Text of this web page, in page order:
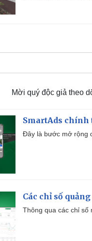
Mời quý độc giả theo
SmartAds
Đây là bước mở rộng
Các chỉ số
Thông qua các chỉ số